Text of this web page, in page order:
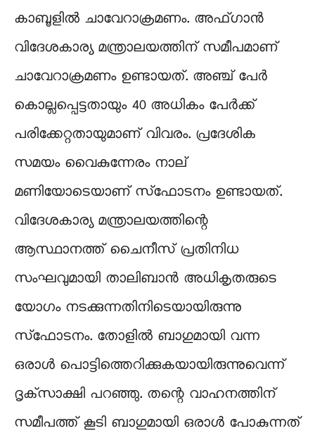
കാബൂളിൽ ചാവേറാക്രമണം. അഫ്ഗാൻ
വിദേശകാര്യ മന്ത്രാലയത്തിന് സമീപമാണ്
ചാവേറാക്രമണം ഉണ്ടായത്. അഞ്ച് പേർ
കൊല്ലപ്പെട്ടതായും 40 അധികം പേർക്ക്
പരിക്കേറ്റതായുമാണ് വിവരം. പ്രദേശിക
സമയം വൈകുന്നേരം നാല്
മണിയോടെയാണ് സ്‌ഫോടനം ഉണ്ടായത്.
വിദേശകാര്യ മന്ത്രാലയത്തിന്റെ
ആസ്ഥാനത്ത് ചൈനീസ് പ്രതിനിധ
സംഘവുമായി താലിബാൻ അധികൃതരുടെ
യോഗം നടക്കുന്നതിനിടെയായിരുന്നു
സ്‌ഫോടനം. തോളിൽ ബാഗുമായി വന്ന
ഒരാൾ പൊട്ടിത്തെറിക്കുകയായിരുന്നുവെന്ന്
ദൃക്‌സാക്ഷി പറഞ്ഞു. തന്റെ വാഹനത്തിന്
സമീപത്ത് കൂടി ബാഗുമായി ഒരാൾ പോകുന്നത്